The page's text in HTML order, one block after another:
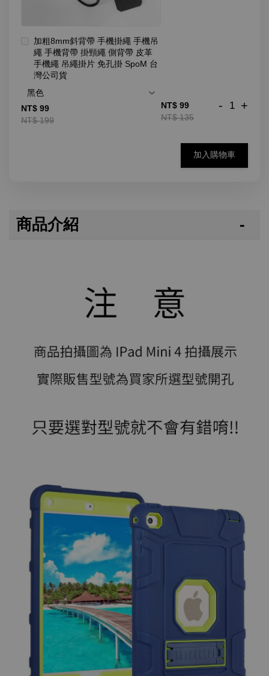
加粗8mm斜背帶 手機掛繩 手機吊
繩 手機背帶 掛頸繩 側背帶 皮革
手機繩 吊繩掛片 免孔掛 SpoM 台
灣公司貨
NT$ 99
NT$ 199
NT$ 99
NT$ 135
- +
加入購物車
商品介紹